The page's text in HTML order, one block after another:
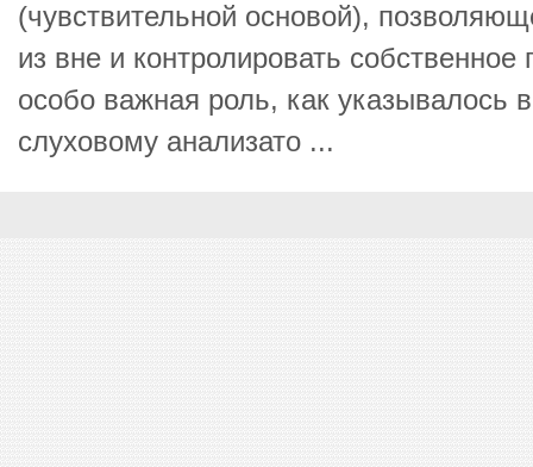
(чувствительной основой),
из вне и контролировать
особо важная роль, как указывалось
слуховому анализато ...